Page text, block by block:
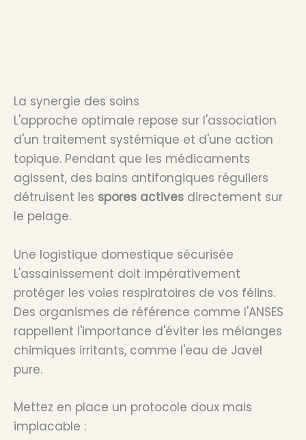
La synergie des soins
L'approche optimale repose sur l'association
d'un traitement systémique et d'une action
topique. Pendant que les médicaments
agissent, des bains antifongiques réguliers
détruisent les spores actives directement sur
le pelage.
Une logistique domestique sécurisée
L'assainissement doit impérativement
protéger les voies respiratoires de vos félins.
Des organismes de référence comme l'ANSES
rappellent l'importance d'éviter les mélanges
chimiques irritants, comme l'eau de Javel
pure.
Mettez en place un protocole doux mais
implacable :